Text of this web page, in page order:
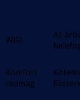
WIFI
Az
Komfort
csomag